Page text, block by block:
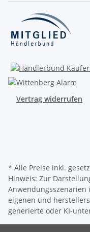
Vertrag widerrufen
* Alle Preise inkl.
Hinweis: Zur
Anwendungsszenarien
eigenen und
generierte oder KI-